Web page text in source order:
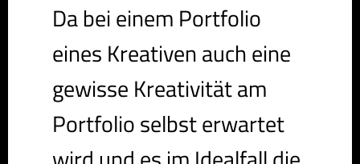
Da bei einem Portfolio
eines Kreativen auch eine
gewisse Kreativität am
Portfolio selbst erwartet